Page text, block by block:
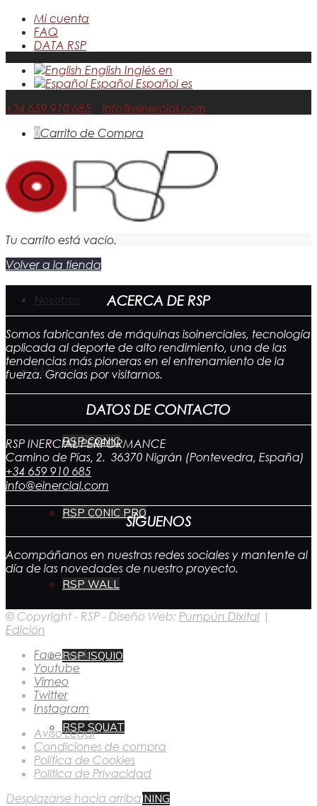
Mi cuenta
FAQ
DATA RSP
English Inglés en
Español Español es
+34 659 910 685
info@einercial.com
0Carrito de Compra
Nosotros
Máquinas
RSP CONIC
RSP CONIC PRO
RSP WALL
RSP ISQUIO
RSP SQUAT
RSP ROW SPINNING
Tu carrito está vacío.
Volver a la tienda
ACERCA DE RSP
Somos fabricantes de máquinas isoinerciales, tecnología
aplicada al deporte de alto rendimiento, una de las
tendencias más pioneras en el entrenamiento de la
fuerza. Gracias por visitarnos.
DATOS DE CONTACTO
RSP INERCIAL PERFORMANCE
Camino de Pías, 2. 36370 Nigrán (Pontevedra, España)
+34 659 910 685
info@einercial.com
SÍGUENOS
Acompáñanos en nuestras redes sociales y mantente al
día de las novedades de nuestro proyecto.
© Copyright - RSP - Diseño Web: Pumpún Dixital |
Edición
Facebook
Youtube
Vimeo
Twitter
Instagram
Aviso Legal
Condiciones de compra
Política de Cookies
Política de Privacidad
Desplazarse hacia arriba